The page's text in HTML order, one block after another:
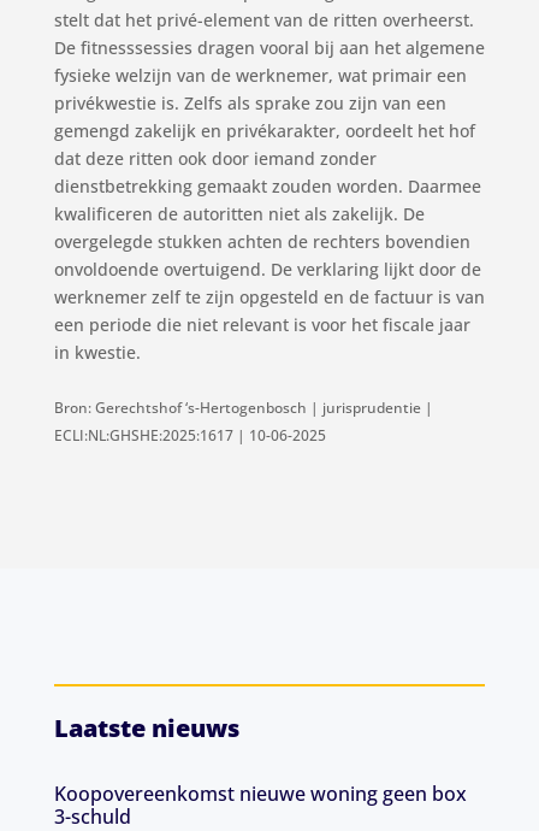
stelt dat het privé-element van de ritten overheerst.
De fitnesssessies dragen vooral bij aan het algemene
fysieke welzijn van de werknemer, wat primair een
privékwestie is. Zelfs als sprake zou zijn van een
gemengd zakelijk en privékarakter, oordeelt het hof
dat deze ritten ook door iemand zonder
dienstbetrekking gemaakt zouden worden. Daarmee
kwalificeren de autoritten niet als zakelijk. De
overgelegde stukken achten de rechters bovendien
onvoldoende overtuigend. De verklaring lijkt door de
werknemer zelf te zijn opgesteld en de factuur is van
een periode die niet relevant is voor het fiscale jaar
in kwestie.
Bron: Gerechtshof ‘s-Hertogenbosch | jurisprudentie |
ECLI:NL:GHSHE:2025:1617 | 10-06-2025
Laatste nieuws
Koopovereenkomst nieuwe woning geen box
3-schuld